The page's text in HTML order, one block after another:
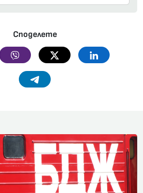
Споделете
Viber Twitter Linkedin
Telegram